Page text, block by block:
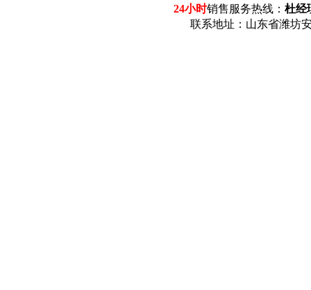
24小时销售服务热线： 杜经
联系地址：山东省潍坊